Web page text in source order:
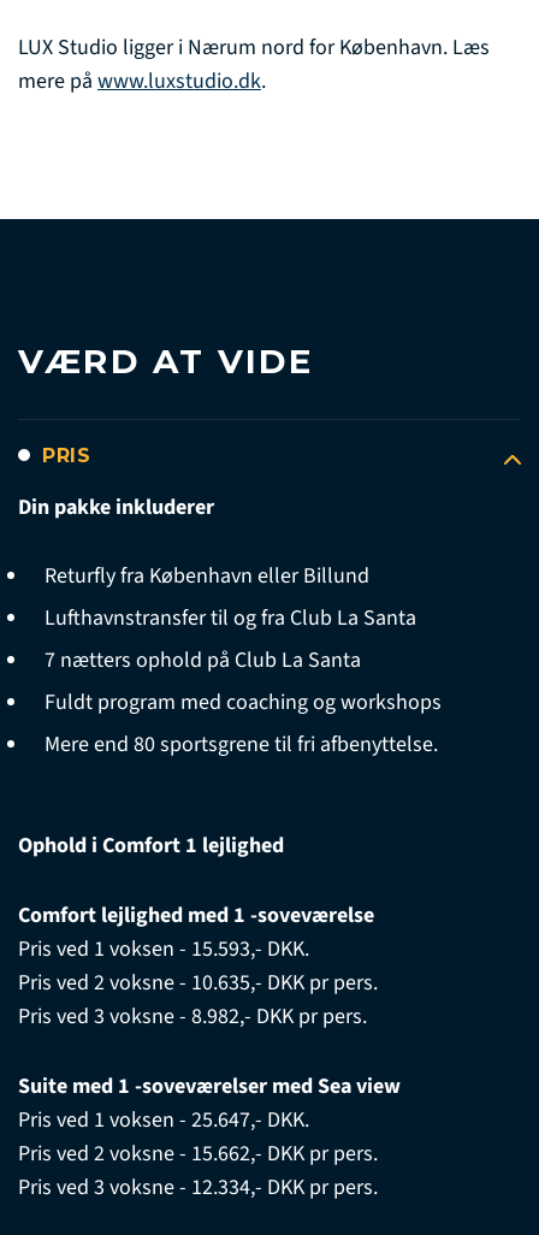
LUX Studio ligger i Nærum nord for København. Læs
mere på www.luxstudio.dk.
VÆRD AT VIDE
PRIS
Din pakke inkluderer
Returfly fra København eller Billund
Lufthavnstransfer til og fra Club La Santa
7 nætters ophold på Club La Santa
Fuldt program med coaching og workshops
Mere end 80 sportsgrene til fri afbenyttelse.
Ophold i Comfort 1 lejlighed
Comfort lejlighed med 1 -soveværelse
Pris ved 1 voksen - 15.593,- DKK.
Pris ved 2 voksne - 10.635,- DKK pr pers.
Pris ved 3 voksne - 8.982,- DKK pr pers.
Suite med 1 -soveværelser med Sea view
Pris ved 1 voksen - 25.647,- DKK.
Pris ved 2 voksne - 15.662,- DKK pr pers.
Pris ved 3 voksne - 12.334,- DKK pr pers.